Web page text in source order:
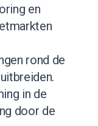
en
rond de
in de
door de